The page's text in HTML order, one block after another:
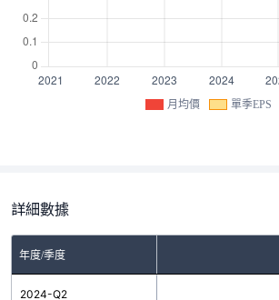
月均價 單季EPS
詳細數據
年度/季度
2024-Q2